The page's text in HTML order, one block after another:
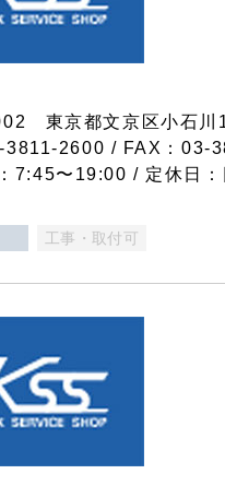
東京都文京区小石川
3811-2600 / FAX：03-
7:45〜19:00 / 定休日：
工事・取付可